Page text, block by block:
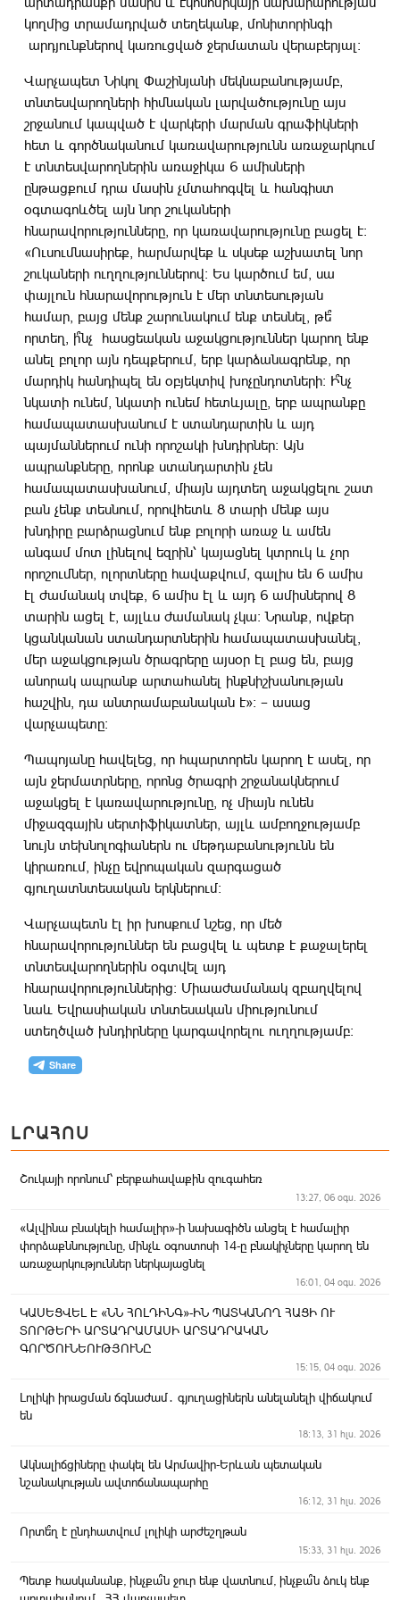
կողմից տրամադրված տեղեկանք, մոնիտորինգի
արդյունքներով կառուցված ջերմատան վերաբերյալ։
Վարչապետ Նիկոլ Փաշինյանի մեկնաբանությամբ,
տնտեսվարողների հիմնական լարվածությունը այս
շրջանում կապված է վարկերի մարման գրաֆիկների
հետ և գործնականում կառավարությունն առաջարկում
է տնտեսվարողներին առաջիկա 6 ամիսների
ընթացքում դրա մասին չմտահոգվել և հանգիստ
օգտագոևծել այն նոր շուկաների
հնարավորությունները, որ կառավարությունը բացել է։
«Ուսումնասիրեք, հարմարվեք և սկսեք աշխատել նոր
շուկաների ուղղություններով։ Ես կարծում եմ, սա
փայլուն հնարավորություն է մեր տնտեսության
համար, բայց մենք շարունակում ենք տեսնել, թե՞
որտեղ, ի՞նչ հասցեական աջակցություններ կարող ենք
անել բոլոր այն դեպքերում, երբ կարձանագրենք, որ
մարդիկ հանդիպել են օբյեկտիվ խոչընդոտների։ Ի՞նչ
նկատի ունեմ, նկատի ունեմ հետևյալը, երբ ապրանքը
համապատասխանում է ստանդարտին և այդ
պայմաններում ունի որոշակի խնդիրներ։ Այն
ապրանքները, որոնք ստանդարտին չեն
համապատասխանում, միայն այդտեղ աջակցելու շատ
բան չենք տեսնում, որովհետև 8 տարի մենք այս
խնդիրը բարձրացնում ենք բոլորի առաջ և ամեն
անգամ մոտ լինելով եզրին՝ կայացնել կտրուկ և չոր
որոշումներ, ոլորտները հավաքվում, գալիս են 6 ամիս
էլ ժամանակ տվեք, 6 ամիս էլ և այդ 6 ամիսներով 8
տարին ացել է, այլևս ժամանակ չկա։ Նրանք, ովքեր
կցանկանան ստանդարտներին համապատասխանել,
մեր աջակցության ծրագրերը այսօր էլ բաց են, բայց
անորակ ապրանք արտահանել ինքնիշխանության
հաշվին, դա անտրամաբանական է»։ – ասաց
վարչապետը։
Պապոյանը հավելեց, որ հպարտորեն կարող է ասել, որ
այն ջերմատրները, որոնց ծրագրի շրջանակներում
աջակցել է կառավարությունը, ոչ միայն ունեն
միջազգային սերտիֆիկատներ, այլև ամբողջությամբ
նույն տեխնոլոգիաներն ու մեթդաբանությունն են
կիրառում, ինչը եվրոպական զարգացած
գյուղատնտեսական երկներում։
Վարչապետն էլ իր խոսքում նշեց, որ մեծ
հնարավորություններ են բացվել և պետք է քաջալերել
տնտեսվարողներին օգտվել այդ
հնարավորություններից։ Միաաժամանակ զբաղվելով
նաև Եվրասիական տնտեսական միությունում
ստեղծված խնդիրները կարգավորելու ուղղությամբ։
ԼՐԱՀՈՍ
Շուկայի որոնում՝ բերքահավաքին զուգահեռ
13:27, 06 օգս. 2026
«Ալվինա բնակելի համալիր»-ի նախագիծն անցել է համալիր
փորձաքննությունը, մինչև օգոստոսի 14-ը բնակիչները կարող են
առաջարկություններ ներկայացնել
16:01, 04 օգս. 2026
ԿԱՍԵՑՎԵԼ Է «ՆՆ ՀՈԼԴԻՆԳ»-ԻՆ ՊԱՏԿԱՆՈՂ ՀԱՑԻ ՈՒ
ՏՈՐԹԵՐԻ ԱՐՏԱԴՐԱՄԱՍԻ ԱՐՏԱԴՐԱԿԱՆ
ԳՈՐԾՈՒՆԵՈՒԹՅՈՒՆԸ
15:15, 04 օգս. 2026
Լոլիկի իրացման ճգնաժամ․ գյուղացիներն անելանելի վիճակում
են
18:13, 31 հլս. 2026
Ակնալիճցիները փակել են Արմավիր-Երևան պետական
նշանակության ավտոճանապարհը
16:12, 31 հլս. 2026
Որտե՞ղ է ընդհատվում լոլիկի արժեշղթան
15:33, 31 հլս. 2026
Պետք հասկանանք, ինչքա՞ն ջուր ենք վատնում, ինչքա՞ն ձուկ ենք